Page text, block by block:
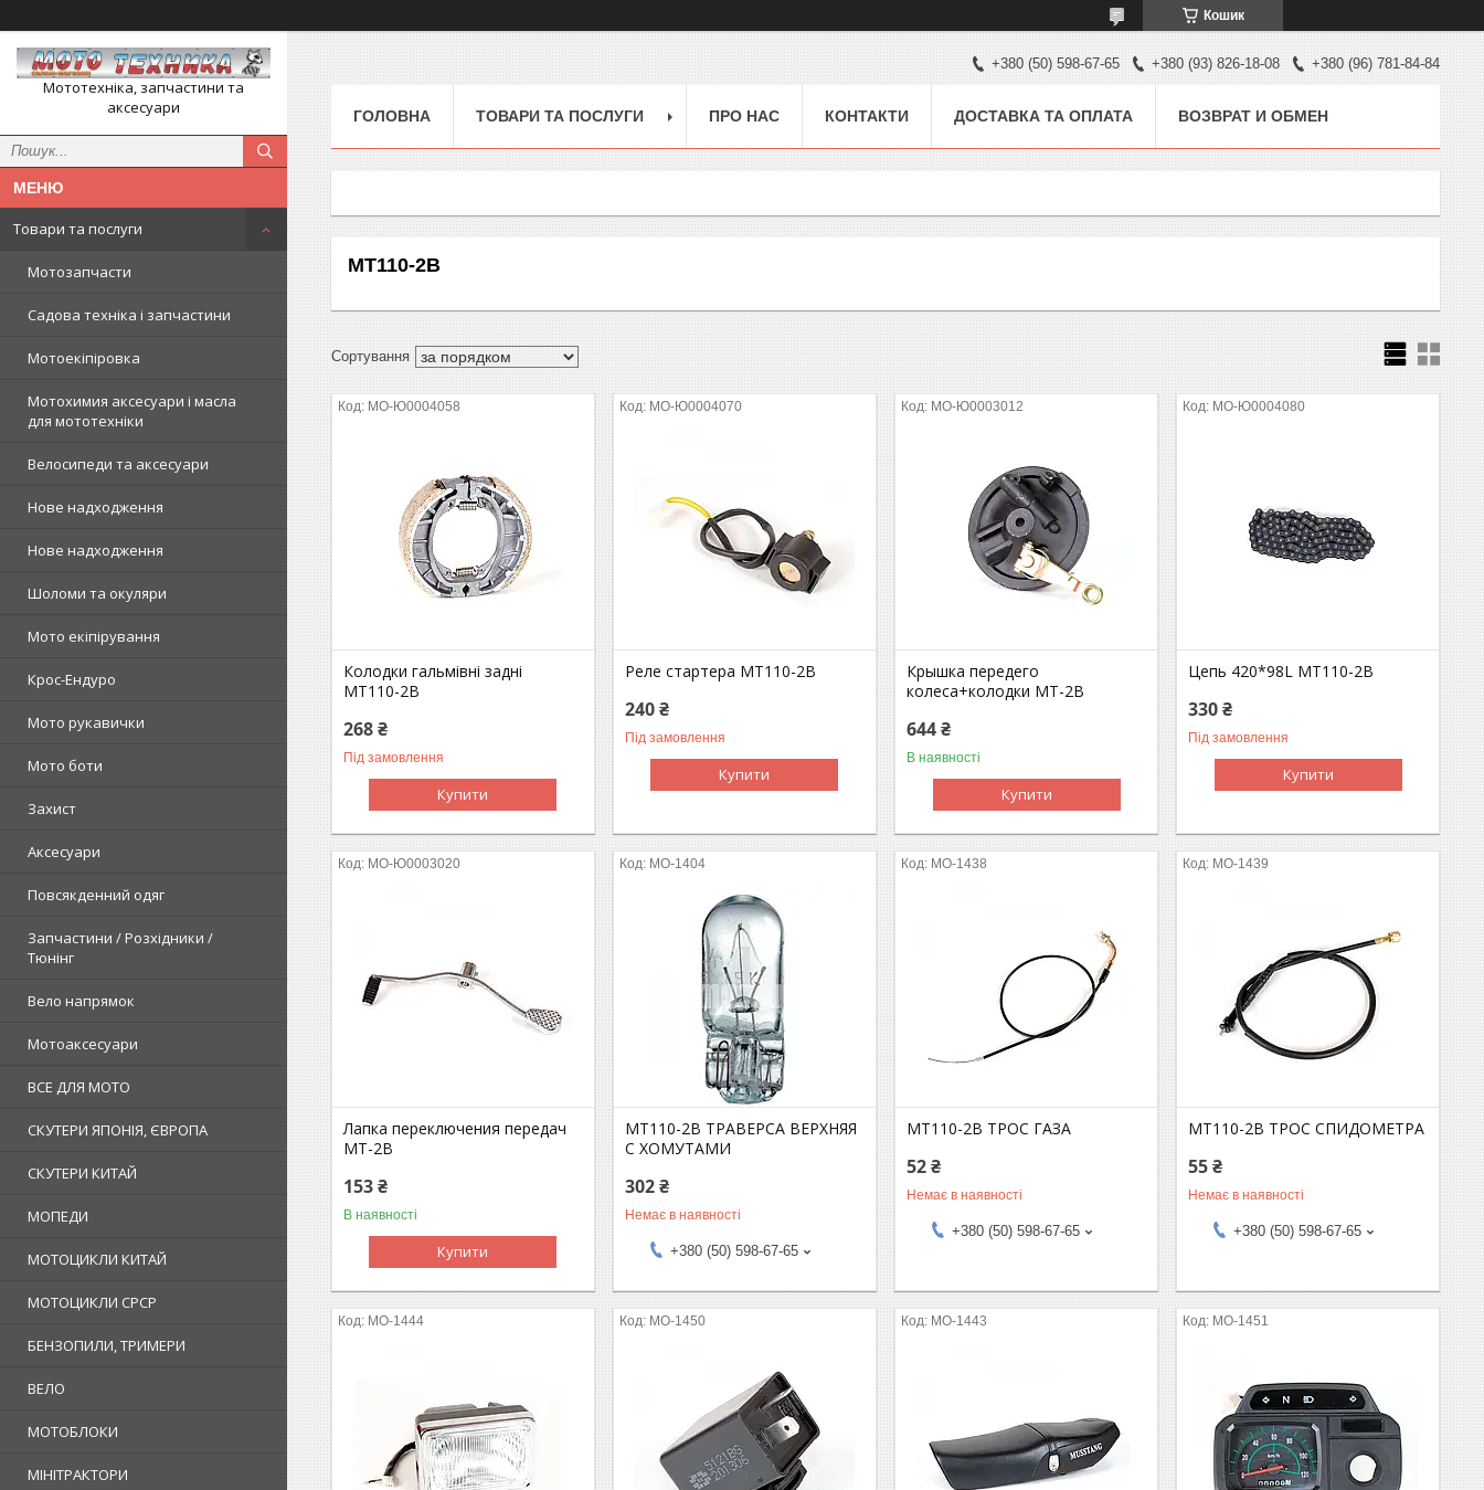
Кошик
Мототехніка, запчастини та
аксесуари
Товари та послуги
Мотозапчасти
Садова техніка і запчастини
Мотоекіпіровка
Мотохимия аксесуари і масла
для мототехніки
Велосипеди та аксесуари
Нове надходження
Нове надходження
Шоломи та окуляри
Мото екіпірування
Крос-Ендуро
Мото рукавички
Мото боти
Захист
Аксесуари
Повсякденний одяг
Запчастини / Розхідники /
Тюнінг
Вело напрямок
Мотоаксесуари
ВСЕ ДЛЯ МОТО
СКУТЕРИ ЯПОНІЯ, ЄВРОПА
СКУТЕРИ КИТАЙ
МОПЕДИ
МОТОЦИКЛИ КИТАЙ
МОТОЦИКЛИ СРСР
БЕНЗОПИЛИ, ТРИМЕРИ
ВЕЛО
МОТОБЛОКИ
МІНІТРАКТОРИ
+380 (50) 598-67-65 +380 (93) 826-18-08 +380 (96) 781-84-84
ГОЛОВНА ТОВАРИ ТА ПОСЛУГИ ПРО НАС КОНТАКТИ ДОСТАВКА ТА ОПЛАТА ВОЗВРАТ И ОБМЕН
MT110-2B
MO-Ю0004058
Колодки гальмівні задні
МТ110-2В
268 ₴
Під замовлення
Купити
MO-Ю0004070
Реле стартера МТ110-2В
240 ₴
Під замовлення
Купити
MO-Ю0003012
Крышка передего
колеса+колодки МТ-2В
644 ₴
В наявності
Купити
MO-Ю0004080
Цепь 420*98L МТ110-2В
330 ₴
Під замовлення
Купити
MO-Ю0003020
Лапка переключения передач
МТ-2В
153 ₴
В наявності
Купити
MO-1404
MT110-2B ТРАВЕРСА ВЕРХНЯЯ
С ХОМУТАМИ
302 ₴
Немає в наявності
+380 (50) 598-67-65
MO-1438
MT110-2B ТРОС ГАЗА
52 ₴
Немає в наявності
+380 (50) 598-67-65
MO-1439
MT110-2B ТРОС СПИДОМЕТРА
55 ₴
Немає в наявності
+380 (50) 598-67-65
MO-1444 MO-1450 MO-1443 MO-1451